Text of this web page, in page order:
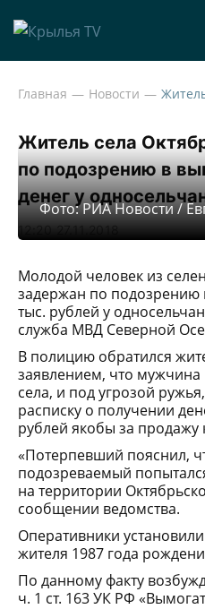
Главная Новости
Житель села
по подозрению в
денег у
12:20 27.11.2018
Фото: РИА Новости /
Молодой человек из
задержан по подозрению
тыс. рублей у
служба МВД Северной
В полицию обратился
заявлением, что мужчина
села, и под угрозой
расписку о получении
рублей якобы за продажу
«Потерпевший пояснил,
подозреваемый
на территории
сообщении ведомства.
Оперативники
жителя 1987 года
По данному факту
ч. 1 ст. 163 УК РФ